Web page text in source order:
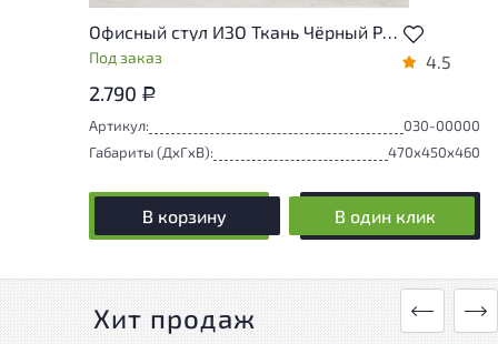
Офисный стул ИЗО Ткань Чёрный Россия
Под заказ 4.5
2.790 Р
Артикул:
030-00000
Габариты (ДxГxВ):
470x450x460
В корзину В один клик
Хит продаж